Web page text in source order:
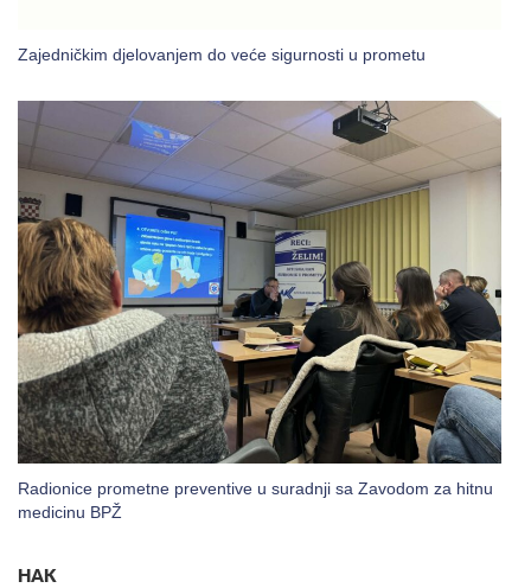
Zajedničkim djelovanjem do veće sigurnosti u prometu
Radionice prometne preventive u suradnji sa Zavodom za hitnu
medicinu BPŽ
HAK